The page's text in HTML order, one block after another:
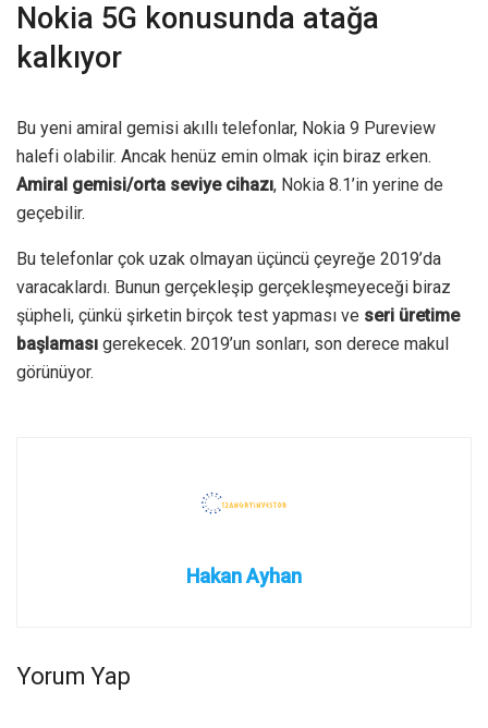
Nokia 5G konusunda atağa
kalkıyor
Bu yeni amiral gemisi akıllı telefonlar, Nokia 9 Pureview
halefi olabilir. Ancak henüz emin olmak için biraz erken.
Amiral gemisi/orta seviye cihazı, Nokia 8.1’in yerine de
geçebilir.
Bu telefonlar çok uzak olmayan üçüncü çeyreğe 2019’da
varacaklardı. Bunun gerçekleşip gerçekleşmeyeceği biraz
şüpheli, çünkü şirketin birçok test yapması ve seri üretime
başlaması gerekecek. 2019’un sonları, son derece makul
görünüyor.
Hakan Ayhan
Yorum Yap